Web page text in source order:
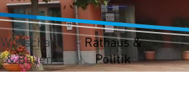
Wirtschaft
& Bauen
Rathaus &
Politik